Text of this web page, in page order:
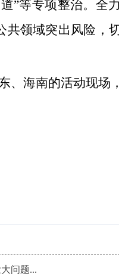
”等专项整治。全
领域突出风险，
、海南的活动现场
问题...